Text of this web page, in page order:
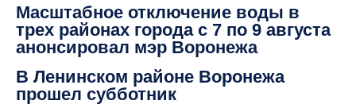
Масштабное отключение воды в
трех районах города с 7 по 9 августа
анонсировал мэр Воронежа
В Ленинском районе Воронежа
прошел субботник